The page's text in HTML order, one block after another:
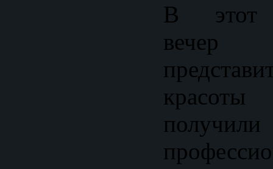
В этот
вечер